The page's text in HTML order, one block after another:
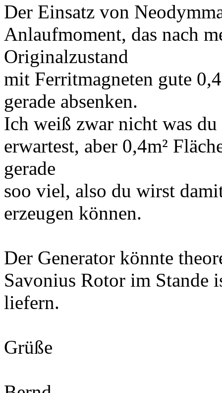
Der Einsatz von
Anlaufmoment, das nach
Originalzustand
mit Ferritmagneten gute
gerade absenken.
Ich weiß zwar nicht was
erwartest, aber 0,4m²
gerade
soo viel, also du wirst
erzeugen können.
Der Generator könnte
Savonius Rotor im Stande
liefern.
Grüße